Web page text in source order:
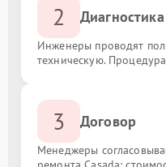
2 Диагностика
Инженеры проводят
техническую.
3 Договор
Менеджеры